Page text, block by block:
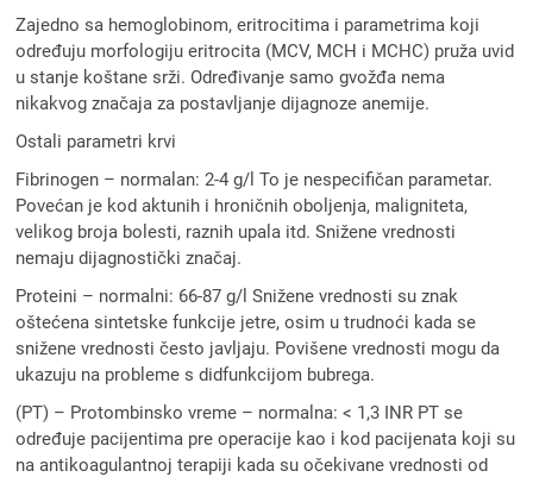
Zajedno sa hemoglobinom, eritrocitima i parametrima koji
određuju morfologiju eritrocita (MCV, MCH i MCHC) pruža uvid
u stanje koštane srži. Određivanje samo gvožđa nema
nikakvog značaja za postavljanje dijagnoze anemije.
Ostali parametri krvi
Fibrinogen – normalan: 2-4 g/l To je nespecifičan parametar.
Povećan je kod aktunih i hroničnih oboljenja, maligniteta,
velikog broja bolesti, raznih upala itd. Snižene vrednosti
nemaju dijagnostički značaj.
Proteini – normalni: 66-87 g/l Snižene vrednosti su znak
oštećena sintetske funkcije jetre, osim u trudnoći kada se
snižene vrednosti često javljaju. Povišene vrednosti mogu da
ukazuju na probleme s didfunkcijom bubrega.
(PT) – Protombinsko vreme – normalna: < 1,3 INR PT se
određuje pacijentima pre operacije kao i kod pacijenata koji su
na antikoagulantnoj terapiji kada su očekivane vrednosti od